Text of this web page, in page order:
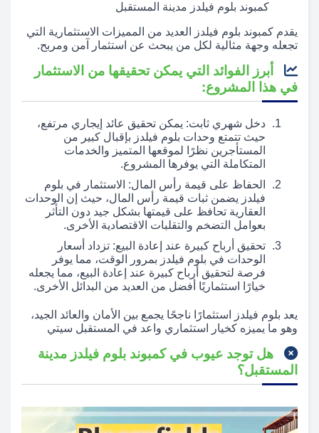
كمبوند بلوم فيلدز مدينة المستقبل
يقدم كمبوند بلوم فيلدز العديد من المميزات الاستثمارية التي
تجعله وجهة مثالية لكل من يبحث عن استثمار آمن ومربح.
أبرز الفوائد التي يمكن تحقيقها من الاستثمار
في هذا المشروع:
دخل شهري ثابت: يمكن تحقيق عائد إيجاري مرتفع،
حيث تتمتع وحدات بلوم فيلدز بإقبال كبير من
المستأجرين نظرًا لموقعها المتميز والخدمات
المتكاملة التي يوفرها المشروع.
الحفاظ على قيمة رأس المال: الاستثمار في بلوم
فيلدز يضمن ثبات قيمة رأس المال، حيث إن الوحدات
العقارية تحافظ على قيمتها بشكل جيد دون التأثر
بعوامل التضخم والتقلبات الاقتصادية الأخرى.
تحقيق أرباح كبيرة عند إعادة البيع: تزداد أسعار
الوحدات في بلوم فيلدز بمرور الوقت، مما يوفر
فرصة لتحقيق أرباح كبيرة عند إعادة البيع، مما يجعله
خيارًا استثماريًا أفضل من العديد من البدائل الأخرى.
يعد بلوم فيلدز استثمارًا ناجحًا يجمع بين الأمان والعائد الجيد،
وهو ما يميزه كخيار استثماري واعد في المستقبل سيتي
هل توجد عيوب في كمبوند بلوم فيلدز مدينة
المستقبل؟